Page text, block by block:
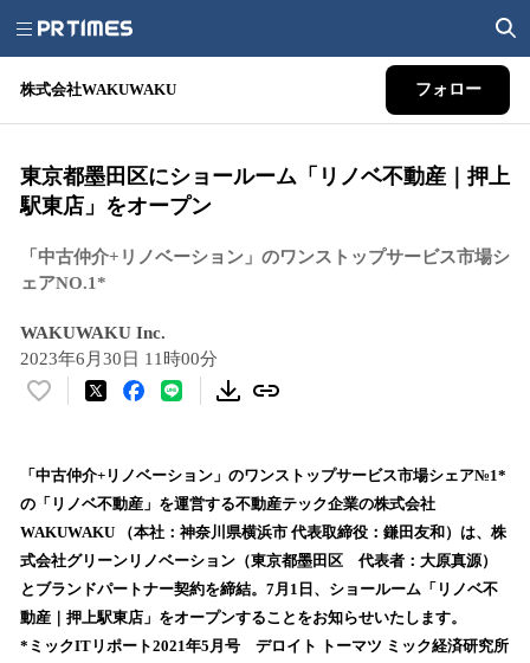
株式会社WAKUWAKU フォロー
東京都墨田区にショールーム「リノベ不動産｜押上
駅東店」をオープン
「中古仲介+リノベーション」のワンストップサービス市場シ
ェアNO.1*
WAKUWAKU Inc.
2023年6月30日 11時00分
い
！
数
を
読
み
込
み
中
「中古仲介+リノベーション」のワンストップサービス市場シェア№1*
の「リノベ不動産」を運営する不動産テック企業の株式会社
WAKUWAKU （本社：神奈川県横浜市 代表取締役：鎌田友和）は、株
式会社グリーンリノベーション（東京都墨田区 代表者：大原真源）
とブランドパートナー契約を締結。7月1日、ショールーム「リノベ不
動産｜押上駅東店」をオープンすることをお知らせいたします。
*ミックITリポート2021年5月号 デロイト トーマツ ミック経済研究所